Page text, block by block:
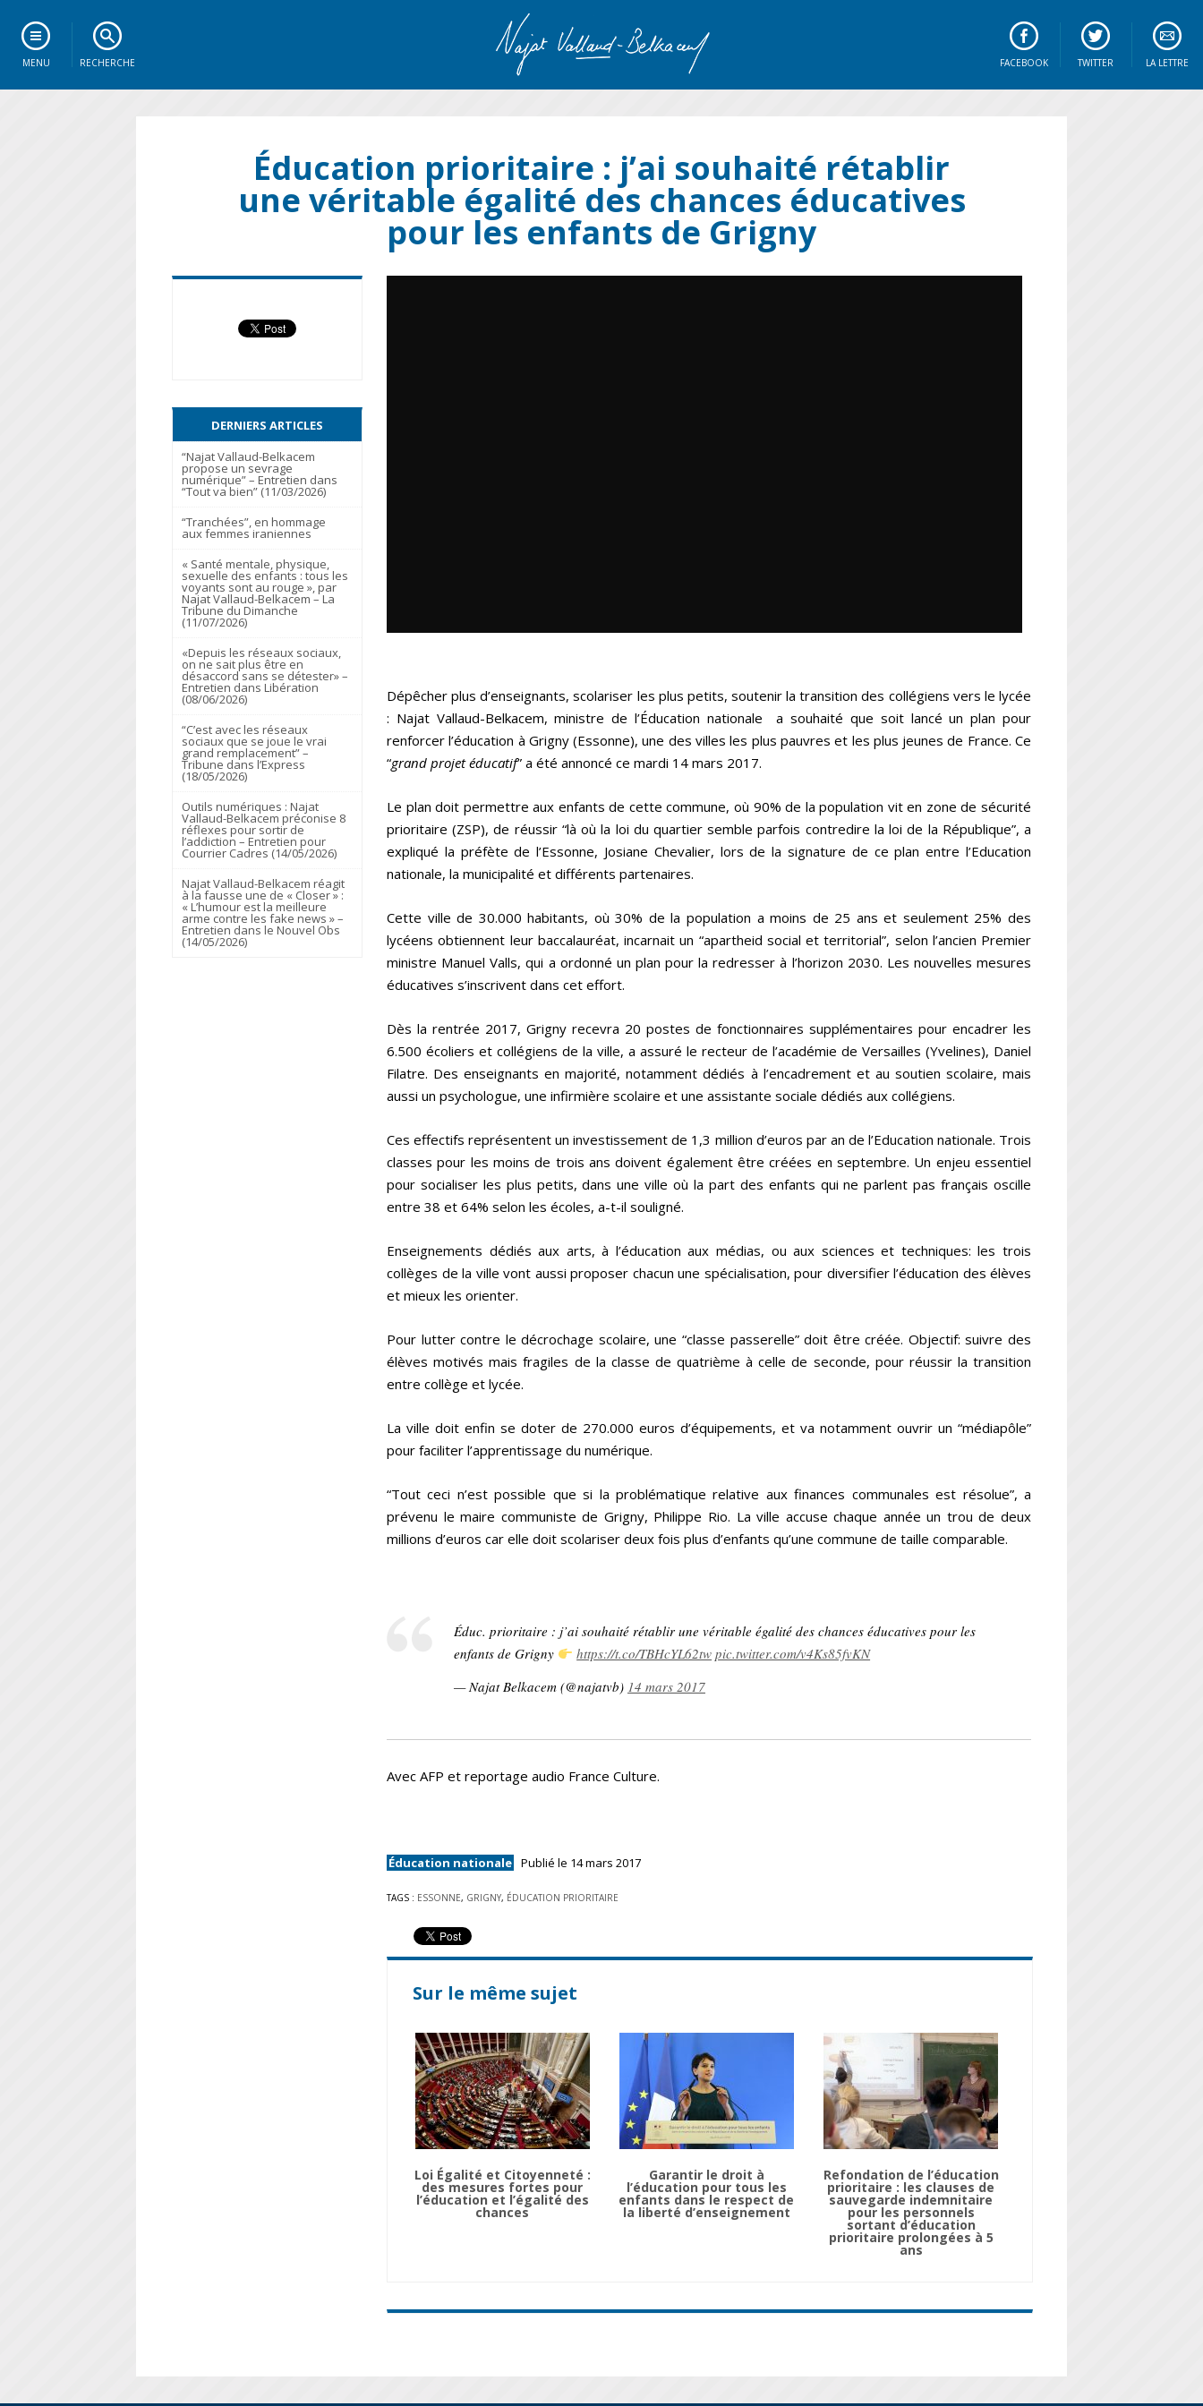
MENU RECHERCHE LA LETTRE
TWITTER
FACEBOOK
Éducation prioritaire : j’ai souhaité rétablir
une véritable égalité des chances éducatives
pour les enfants de Grigny
Dépêcher plus d’enseignants, scolariser les plus petits, soutenir la transition des collégiens vers le lycée
: Najat Vallaud-Belkacem, ministre de l’Éducation nationale a souhaité que soit lancé un plan pour
renforcer l’éducation à Grigny(Essonne), une des villes les plus pauvres et les plus jeunes de France. Ce
“grand projet éducatif” a été annoncé ce mardi 14 mars 2017.
Le plan doit permettre aux enfants de cette commune, où 90% de la population vit en zone de sécurité
prioritaire (ZSP), de réussir “là où la loi du quartier semble parfois contredire la loi de la République”, a
expliqué la préfète de l’Essonne, Josiane Chevalier, lors de la signature de ce plan entre l’Education
nationale, la municipalité et différents partenaires.
Cette ville de 30.000 habitants, où 30% de la population a moins de 25 ans et seulement 25% des
lycéens obtiennent leur baccalauréat, incarnait un “apartheid social et territorial”, selon l’ancien Premier
ministre Manuel Valls, qui a ordonné un plan pour la redresser à l’horizon 2030. Les nouvelles mesures
éducatives s’inscrivent dans cet effort.
Dès la rentrée 2017, Grigny recevra 20 postes de fonctionnaires supplémentaires pour encadrer les
6.500 écoliers et collégiens de la ville, a assuré le recteur de l’académie de Versailles (Yvelines), Daniel
Filatre. Des enseignants en majorité, notamment dédiés à l’encadrement et au soutien scolaire, mais
aussi un psychologue, une infirmière scolaire et une assistante sociale dédiés aux collégiens.
Ces effectifs représentent un investissement de 1,3 million d’euros par an de l’Education nationale. Trois
classes pour les moins de trois ans doivent également être créées en septembre. Un enjeu essentiel
pour socialiser les plus petits, dans une ville où la part des enfants qui ne parlent pas français oscille
entre 38 et 64% selon les écoles, a-t-il souligné.
Enseignements dédiés aux arts, à l’éducation aux médias, ou aux sciences et techniques: les trois
collèges de la ville vont aussi proposer chacun une spécialisation, pour diversifier l’éducation des élèves
et mieux les orienter.
Pour lutter contre le décrochage scolaire, une “classe passerelle” doit être créée. Objectif: suivre des
élèves motivés mais fragiles de la classe de quatrième à celle de seconde, pour réussir la transition
entre collège et lycée.
La ville doit enfin se doter de 270.000 euros d’équipements, et va notamment ouvrir un “médiapôle”
pour faciliter l’apprentissage du numérique.
“Tout ceci n’est possible que si la problématique relative aux finances communales est résolue”, a
prévenu le maire communiste de Grigny, Philippe Rio. La ville accuse chaque année un trou de deux
millions d’euros car elle doit scolariser deux fois plus d’enfants qu’une commune de taille comparable.
Éduc. prioritaire : j’ai souhaité rétablir une véritable égalité des chances éducatives pour les
enfants de Grigny
https://t.co/TBHcYL62tw pic.twitter.com/v4Ks85fvKN
— Najat Belkacem (@najatvb) 14 mars 2017
Avec AFP et reportage audio France Culture.
Éducation nationale Publié le 14 mars 2017
TAGS : ESSONNE, GRIGNY, ÉDUCATION PRIORITAIRE
Sur le même sujet
Loi Égalité et Citoyenneté :
des mesures fortes pour
l’éducation et l’égalité des
chances
Garantir le droit à
l’éducation pour tous les
enfants dans le respect de
la liberté d’enseignement
Refondation de l’éducation
prioritaire : les clauses de
sauvegarde indemnitaire
pour les personnels
sortant d’éducation
prioritaire prolongées à 5
ans
DERNIERS ARTICLES
“Najat Vallaud-Belkacem
propose un sevrage
numérique” – Entretien dans
“Tout va bien” (11/03/2026)
“Tranchées”, en hommage
aux femmes iraniennes
« Santé mentale, physique,
sexuelle des enfants : tous les
voyants sont au rouge », par
Najat Vallaud-Belkacem – La
Tribune du Dimanche
(11/07/2026)
«Depuis les réseaux sociaux,
on ne sait plus être en
désaccord sans se détester» –
Entretien dans Libération
(08/06/2026)
“C’est avec les réseaux
sociaux que se joue le vrai
grand remplacement” –
Tribune dans l’Express
(18/05/2026)
Outils numériques : Najat
Vallaud-Belkacem préconise 8
réflexes pour sortir de
l’addiction – Entretien pour
Courrier Cadres (14/05/2026)
Najat Vallaud-Belkacem réagit
à la fausse une de « Closer » :
« L’humour est la meilleure
arme contre les fake news » –
Entretien dans le Nouvel Obs
(14/05/2026)